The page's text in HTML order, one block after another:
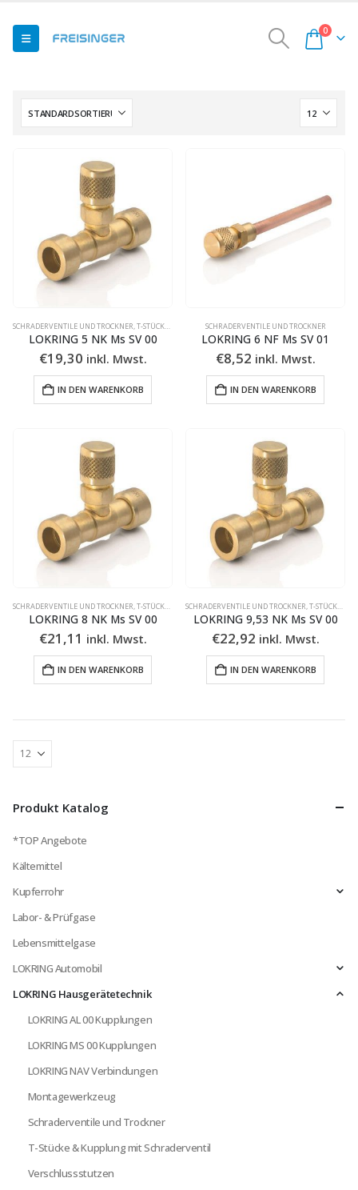
0
SCHRADERVENTILE UND TROCKNER,T-STÜCKE & KUPPLUNG MIT SCHRADERVENTIL
LOKRING 5 NK Ms SV 00
€19,30 inkl. Mwst.
IN DEN WARENKORB
SCHRADERVENTILE UND TROCKNER
LOKRING 6 NF Ms SV 01
€8,52 inkl. Mwst.
IN DEN WARENKORB
SCHRADERVENTILE UND TROCKNER,T-STÜCKE & KUPPLUNG MIT SCHRADERVENTIL
LOKRING 8 NK Ms SV 00
€21,11 inkl. Mwst.
IN DEN WARENKORB
SCHRADERVENTILE UND TROCKNER,T-STÜCKE & KUPPLUNG MIT SCHRADERVENTIL
LOKRING 9,53 NK Ms SV 00
€22,92 inkl. Mwst.
IN DEN WARENKORB
Produkt Katalog
*TOP Angebote
Kältemittel
Kupferrohr
Labor- & Prüfgase
Lebensmittelgase
LOKRING Automobil
LOKRING Hausgerätetechnik
LOKRING AL 00 Kupplungen
LOKRING MS 00 Kupplungen
LOKRING NAV Verbindungen
Montagewerkzeug
Schraderventile und Trockner
T-Stücke & Kupplung mit Schraderventil
Verschlussstutzen